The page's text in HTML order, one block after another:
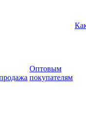
Оптовым
покупателям